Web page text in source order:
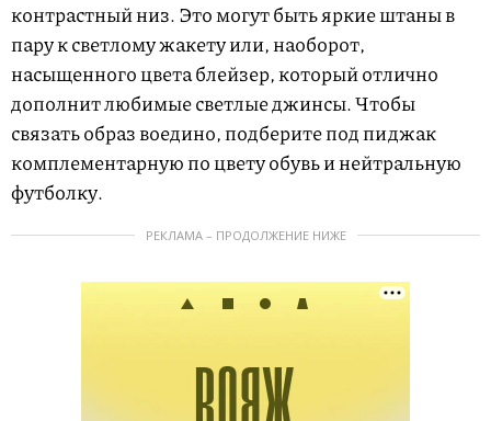
контрастный низ. Это могут быть яркие штаны в
пару к светлому жакету или, наоборот,
насыщенного цвета блейзер, который отлично
дополнит любимые светлые джинсы. Чтобы
связать образ воедино, подберите под пиджак
комплементарную по цвету обувь и нейтральную
футболку.
РЕКЛАМА – ПРОДОЛЖЕНИЕ НИЖЕ